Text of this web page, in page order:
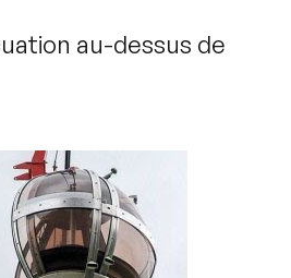
au-dessus de